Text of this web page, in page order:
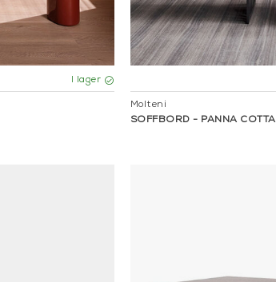
I lager
Molteni
SOFFBORD - PANNA COTTA